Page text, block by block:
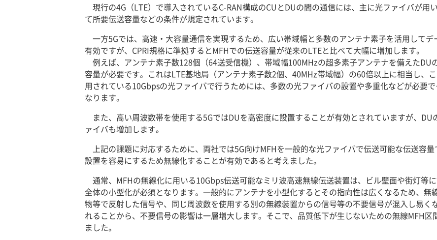
現行の4G（LTE）で導入されているC-RAN構成のCUとDUの間の通信には、主に光ファイバが用
て所要伝送容量などの条件が規定されています。
一方5Gでは、高速・大容量通信を実現するため、広い帯域幅と多数のアンテナ素子を活用して
有効ですが、CPRI規格に準拠するとMFHでの伝送容量が従来のLTEと比べて大幅に増加します。
例えば、アンテナ素子数128個（64送受信機）、帯域幅100MHzの超多素子アンテナを備えたDU
容量が必要です。これはLTE基地局（アンテナ素子数2個、40MHz帯域幅）の60倍以上に相当し、
用されている10Gbpsの光ファイバで行うためには、多数の光ファイバの設置や多重化などが必要
なります。
また、高い周波数帯を使用する5GではDUを高密度に設置することが有効とされていますが、
ァイバも増加します。
上記の課題に対応するために、両社では5G向けMFHを一般的な光ファイバで伝送可能な伝送容
設置を容易にするため無線化することが有効であると考えました。
通常、MFHの無線化に用いる10Gbps伝送可能なミリ波高速無線伝送装置は、ビル壁面や街灯等
全体の小型化が必須となります。一般的にアンテナを小型化するとその指向性は広くなるため、無
物等で反射した信号や、同じ周波数を使用する別の無線装置からの信号等の不要信号が混入し易く
れることから、不要信号の影響は一層増大します。そこで、品質低下が生じないための無線MFH
ました。